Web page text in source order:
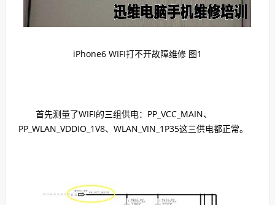
iPhone6 WIFI打不开故障维修 图1
首先测量了WIFI的三组供电：PP_VCC_MAIN、
PP_WLAN_VDDIO_1V8、WLAN_VIN_1P35这三供电都正常。